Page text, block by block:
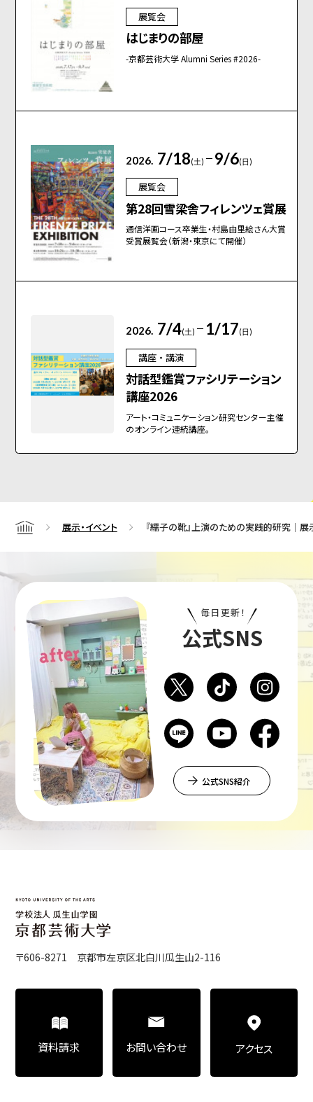
展覧会
はじまりの部屋
-京都芸術大学 Alumni Series #2026-
2026. 7/18(土) 9/6(日)
展覧会
第28回雪梁舎フィレンツェ賞展
通信洋画コース卒業生・村島由里絵さん大賞
受賞展覧会（新潟・東京にて開催）
2026. 7/4(土) 1/17(日)
講座・講演
対話型鑑賞ファシリテーション
講座2026
アート・コミュニケーション研究センター主催
のオンライン連続講座。
Home 展示・イベント 『繻子の靴』上演のための実践的研究｜展
毎日更新！
公式SNS
公式SNS紹介
〒606-8271 京都市左京区北白川瓜生山2-116
資料請求 お問い合わせ アクセス